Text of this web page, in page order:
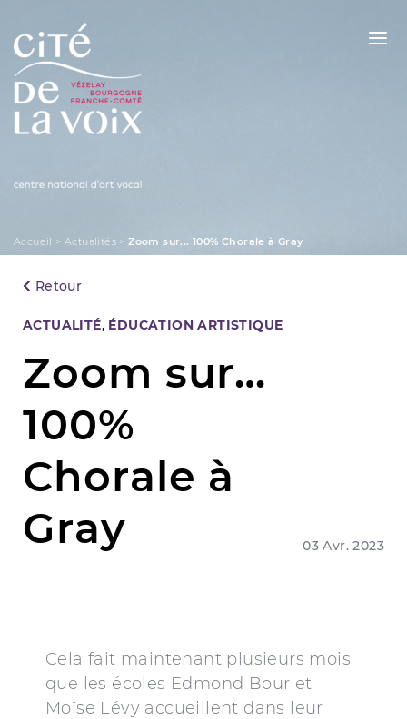
Skip
content
Accueil >Actualités >Zoom sur... 100% Chorale à Gray
Retour
Categories
ACTUALITÉ, ÉDUCATION ARTISTIQUE
Zoom sur…
100%
Chorale à
Gray
03 Avr. 2023
Cela fait maintenant plusieurs mois
que les écoles Edmond Bour et
Moïse Lévy accueillent dans leur